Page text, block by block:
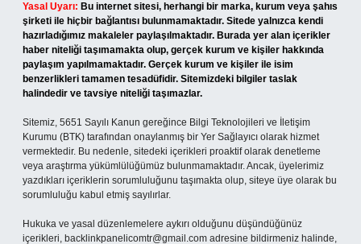
Yasal Uyarı: Bu internet sitesi, herhangi bir marka, kurum veya şahıs
şirketi ile hiçbir bağlantısı bulunmamaktadır. Sitede yalnızca kendi
hazırladığımız makaleler paylaşılmaktadır. Burada yer alan içerikler
haber niteliği taşımamakta olup, gerçek kurum ve kişiler hakkında
paylaşım yapılmamaktadır. Gerçek kurum ve kişiler ile isim
benzerlikleri tamamen tesadüfidir. Sitemizdeki bilgiler taslak
halindedir ve tavsiye niteliği taşımazlar.
Sitemiz, 5651 Sayılı Kanun gereğince Bilgi Teknolojileri ve İletişim
Kurumu (BTK) tarafından onaylanmış bir Yer Sağlayıcı olarak hizmet
vermektedir. Bu nedenle, sitedeki içerikleri proaktif olarak denetleme
veya araştırma yükümlülüğümüz bulunmamaktadır. Ancak, üyelerimiz
yazdıkları içeriklerin sorumluluğunu taşımakta olup, siteye üye olarak bu
sorumluluğu kabul etmiş sayılırlar.
Hukuka ve yasal düzenlemelere aykırı olduğunu düşündüğünüz
içerikleri, backlinkpanelicomtr@gmail.com adresine bildirmeniz halinde,